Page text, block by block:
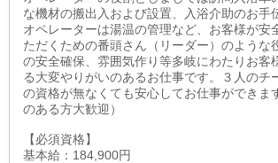
な機材の搬出入および設置、入浴介助のお手
オペレーターは湯温の管理など、お客様が安
ただくための番頭さん（リーダー）のような
の安全確保、雰囲気作り等多岐にわたりお客
る大変やりがいのあるお仕事です。３人のチ
の資格が無なくても安心してお仕事ができま
のある方大歓迎）
【必須資格】
基本給：184,900円